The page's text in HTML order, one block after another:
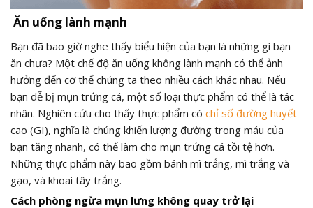
Ăn uống lành mạnh
Bạn đã bao giờ nghe thấy biểu hiện của bạn là những gì bạn
ăn chưa? Một chế độ ăn uống không lành mạnh có thể ảnh
hưởng đến cơ thể chúng ta theo nhiều cách khác nhau. Nếu
bạn dễ bị mụn trứng cá, một số loại thực phẩm có thể là tác
nhân. Nghiên cứu cho thấy thực phẩm có chỉ số đường huyết
cao (GI), nghĩa là chúng khiến lượng đường trong máu của
bạn tăng nhanh, có thể làm cho mụn trứng cá tồi tệ hơn.
Những thực phẩm này bao gồm bánh mì trắng, mì trắng và
gạo, và khoai tây trắng.
Cách phòng ngừa mụn lưng không quay trở lại